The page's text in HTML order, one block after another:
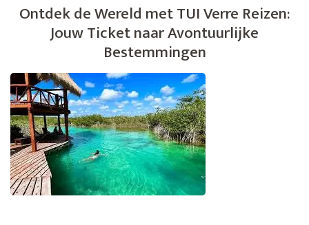
Ontdek de Wereld met TUI Verre Reizen:
Jouw Ticket naar Avontuurlijke
Bestemmingen